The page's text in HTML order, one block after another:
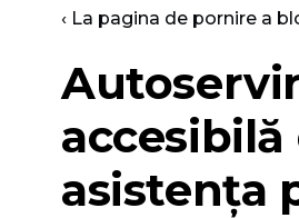
‹ La pagina de pornire a
asistența